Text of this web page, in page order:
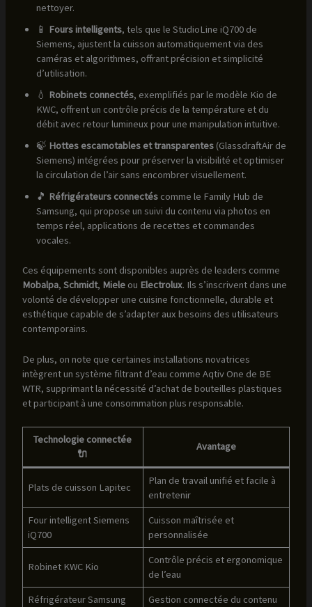
nettoyer.
📱 Fours intelligents, tels que le StudioLine iQ700 de
Siemens, ajustent la cuisson automatiquement via des
caméras et algorithmes, offrant précision et simplicité
d’utilisation.
💧 Robinets connectés, exemplifiés par le modèle Kio de
KWC, offrent un contrôle précis de la température et du
débit avec retour lumineux pour une manipulation intuitive.
🍃 Hottes escamotables et transparentes(GlassdraftAir de
Siemens) intégrées pour préserver la visibilité et optimiser
la circulation de l’air sans encombrer visuellement.
🎵 Réfrigérateurs connectéscomme le Family Hub de
Samsung, qui propose un suivi du contenu via photos en
temps réel, applications de recettes et commandes
vocales.
Ces équipements sont disponibles auprès de leaders comme
Mobalpa, Schmidt, Mieleou Electrolux. Ils s’inscrivent dans une
volonté de développer une cuisine fonctionnelle, durable et
esthétique capable de s’adapter aux besoins des utilisateurs
contemporains.
De plus, on note que certaines installations novatrices
intègrent un système filtrant d’eau comme Aqtiv One de BE
WTR, supprimant la nécessité d’achat de bouteilles plastiques
et participant à une consommation plus responsable.
Technologie connectée
🔌
Avantage
Plats de cuisson Lapitec
Plan de travail unifié et facile à
entretenir
Four intelligent Siemens
iQ700
Cuisson maîtrisée et
personnalisée
Robinet KWC Kio
Contrôle précis et ergonomique
de l’eau
Réfrigérateur Samsung
Gestion connectée du contenu